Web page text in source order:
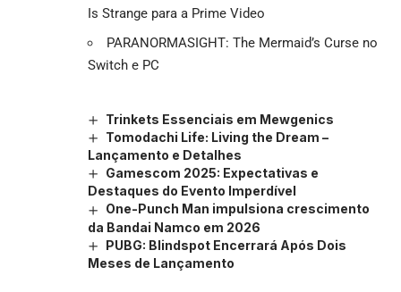
Is Strange para a Prime Video
PARANORMASIGHT: The Mermaid’s Curse no
Switch e PC
Trinkets Essenciais em Mewgenics
Tomodachi Life: Living the Dream –
Lançamento e Detalhes
Gamescom 2025: Expectativas e
Destaques do Evento Imperdível
One-Punch Man impulsiona crescimento
da Bandai Namco em 2026
PUBG: Blindspot Encerrará Após Dois
Meses de Lançamento